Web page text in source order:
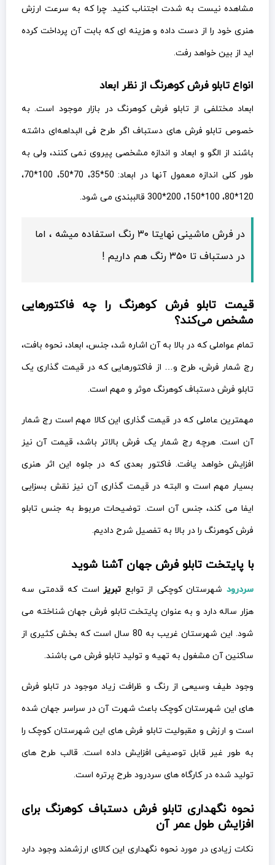
مشاهده نیست به شدت اجتناب کنید. چرا که به سرعت ارزش
هنری خود را از دست داده و هزینه ای که بابت آن پرداخت کرده
اید از بین خواهد رفت.
انواع تابلو فرش کوهرنگ از نظر ابعاد
ابعاد مختلفی از تابلو فرش کوهرنگ در بازار موجود است. به
خصوص تابلو فرش های دستباف اگر طرح فی البداهه‌ای داشته
باشند از الگو و ابعاد و اندازه مشخصی پیروی نمی کنند، ولی به
طور کلی اندازه معمول آنها در ابعاد: 50*35، 70*50، 100*70،
120*80، 100*150، 200*300 قالببندی می شود.
در فرش ماشینی نهایتا ۳۰ رنگ استفاده میشه ، اما
در دستباف تا ۳۵۰ رنگ هم داریم !
قیمت تابلو فرش کوهرنگ را چه فاکتورهایی
مشخص می‌کند؟
تمام عواملی که در بالا به آن اشاره شد، جنس، ابعاد، نحوه بافت،
رج شمار فرش، طرح و… از فاکتورهایی که در قیمت گذاری یک
تابلو فرش دستباف کوهرنگ موثر و مهم است.
مهمترین عاملی که در قیمت گذاری این کالا مهم است رج شمار
آن است. هرچه رج شمار یک فرش بالاتر باشد، قیمت آن نیز
افزایش خواهد یافت. فاکتور بعدی که در جلوه این اثر هنری
بسیار مهم است و البته در قیمت گذاری آن نیز نقش بسزایی
ایفا می کند، جنس آن است. توضیحات مربوط به جنس تابلو
فرش کوهرنگ را در بالا به تفصیل شرح دادیم.
با پایتخت تابلو فرش جهان آشنا شوید
سردرودشهرستان کوچکی از توابع تبریزاست که قدمتی سه
هزار ساله دارد و به عنوان پایتخت تابلو فرش جهان شناخته می
شود. این شهرستان غریب به 80 سال است که بخش کثیری از
ساکنین آن مشغول به تهیه و تولید تابلو فرش می باشند.
وجود طیف وسیعی از رنگ و ظرافت زیاد موجود در تابلو فرش
های این شهرستان کوچک باعث شهرت آن در سراسر جهان شده
است و ارزش و مقبولیت تابلو فرش های این شهرستان کوچک را
به طور غیر قابل توصیفی افزایش داده است. قالب طرح های
تولید شده در کارگاه های سردرود طرح پرتره است.
نحوه نگهداری تابلو فرش دستباف کوهرنگ برای
افزایش طول عمر آن
نکات زیادی در مورد نحوه نگهداری این کالای ارزشمند وجود دارد